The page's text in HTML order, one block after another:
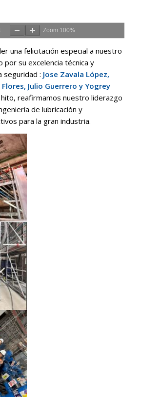
Zoom 100%
una felicitación especial a nuestro
por su excelencia técnica y
seguridad : Jose Zavala López,
Julio Guerrero y Yogrey
reafirmamos nuestro liderazgo
de lubricación y
para la gran industria.